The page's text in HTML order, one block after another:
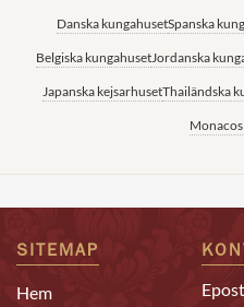
Danska kungahusetSpanska
Belgiska kungahusetJordanska
Japanska kejsarhusetThailändska
SITEMAP
Hem